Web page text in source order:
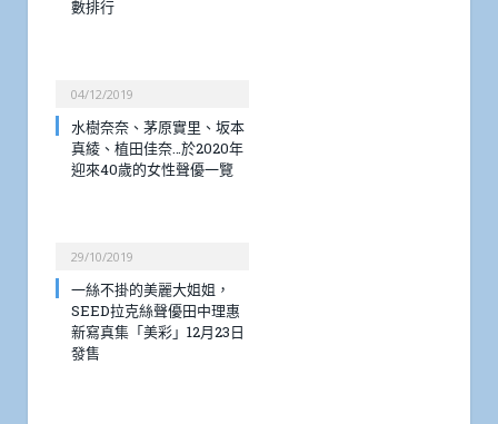
數排行
04/12/2019
水樹奈奈、茅原實里、坂本
真綾、植田佳奈…於2020年
迎來40歲的女性聲優一覽
29/10/2019
一絲不掛的美麗大姐姐，
SEED拉克絲聲優田中理惠
新寫真集「美彩」12月23日
發售